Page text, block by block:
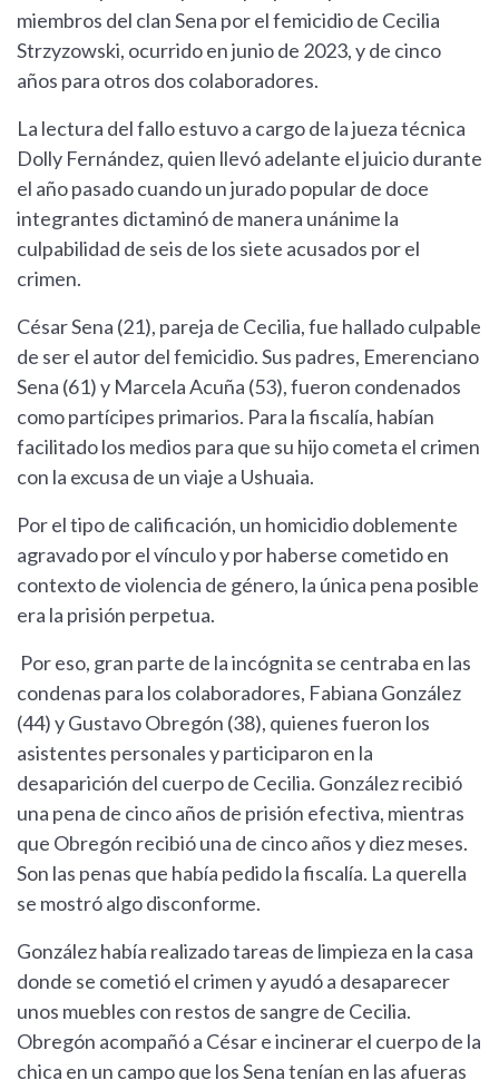
miembros del clan Sena por el femicidio de Cecilia
Strzyzowski, ocurrido en junio de 2023, y de cinco
años para otros dos colaboradores.
La lectura del fallo estuvo a cargo de la jueza técnica
Dolly Fernández, quien llevó adelante el juicio durante
el año pasado cuando un jurado popular de doce
integrantes dictaminó de manera unánime la
culpabilidad de seis de los siete acusados por el
crimen.
César Sena (21), pareja de Cecilia, fue hallado culpable
de ser el autor del femicidio. Sus padres, Emerenciano
Sena (61) y Marcela Acuña (53), fueron condenados
como partícipes primarios. Para la fiscalía, habían
facilitado los medios para que su hijo cometa el crimen
con la excusa de un viaje a Ushuaia.
Por el tipo de calificación, un homicidio doblemente
agravado por el vínculo y por haberse cometido en
contexto de violencia de género, la única pena posible
era la prisión perpetua.
Por eso, gran parte de la incógnita se centraba en las
condenas para los colaboradores, Fabiana González
(44) y Gustavo Obregón (38), quienes fueron los
asistentes personales y participaron en la
desaparición del cuerpo de Cecilia. González recibió
una pena de cinco años de prisión efectiva, mientras
que Obregón recibió una de cinco años y diez meses.
Son las penas que había pedido la fiscalía. La querella
se mostró algo disconforme.
González había realizado tareas de limpieza en la casa
donde se cometió el crimen y ayudó a desaparecer
unos muebles con restos de sangre de Cecilia.
Obregón acompañó a César e incinerar el cuerpo de la
chica en un campo que los Sena tenían en las afueras